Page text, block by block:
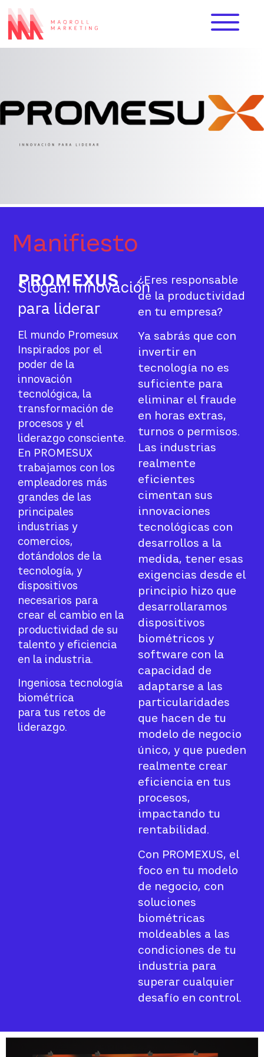
Manifiesto
PROMEXUS
Slogan: Innovación
para liderar
El mundo Promesux
Inspirados por el
poder de la
innovación
tecnológica, la
transformación de
procesos y el
liderazgo consciente.
En PROMESUX
trabajamos con los
empleadores más
grandes de las
principales
industrias y
comercios,
dotándolos de la
tecnología, y
dispositivos
necesarios para
crear el cambio en la
productividad de su
talento y eficiencia
en la industria.
Ingeniosa tecnología
biométrica
para tus retos de
liderazgo.
¿Eres responsable
de la productividad
en tu empresa?
Ya sabrás que con
invertir en
tecnología no es
suficiente para
eliminar el fraude
en horas extras,
turnos o permisos.
Las industrias
realmente
eficientes
cimentan sus
innovaciones
tecnológicas con
desarrollos a la
medida, tener esas
exigencias desde el
principio hizo que
desarrollaramos
dispositivos
biométricos y
software con la
capacidad de
adaptarse a las
particularidades
que hacen de tu
modelo de negocio
único, y que pueden
realmente crear
eficiencia en tus
procesos,
impactando tu
rentabilidad.
Con PROMEXUS, el
foco en tu modelo
de negocio, con
soluciones
biométricas
moldeables a las
condiciones de tu
industria para
superar cualquier
desafío en control.